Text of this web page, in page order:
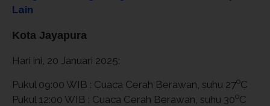
Lain
Kota Jayapura
Hari ini, 20 Januari 2025:
Pukul 09:00 WIB : Cuaca Cerah Berawan, suhu 27oC
Pukul 12:00 WIB : Cuaca Cerah Berawan, suhu 30oC